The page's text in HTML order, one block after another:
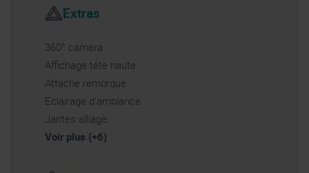
Extras
360° caméra
Affichage tête haute
Attache remorque
Eclairage d'ambiance
Jantes alliage
Voir plus (+6)